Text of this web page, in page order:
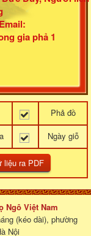
gia phả 1
Phả đồ
Ngày giỗ
Ngô Việt Nam
(kéo dài), phường
Nội